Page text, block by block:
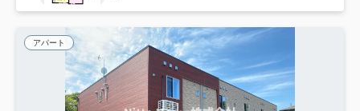
アパート